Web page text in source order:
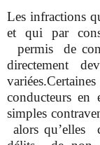
Les infractions
et qui par
permis de
directement
conducteurs en
simples
alors qu’elles